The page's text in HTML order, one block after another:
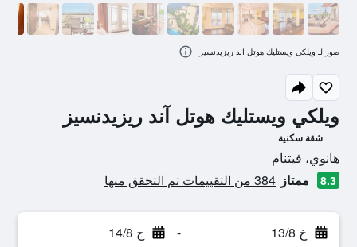
ويلكي ويستليك هوتل آند ريزيدنسيز
شقة سكنية
تقييم فئة 0
هانوي، فيتنام
8.3 ممتاز 384 من التقييمات تم التحقق منها
خ 13/8 - ج 14/8
صور لـ ويلكي ويستليك هوتل آند ريزيدنسيز